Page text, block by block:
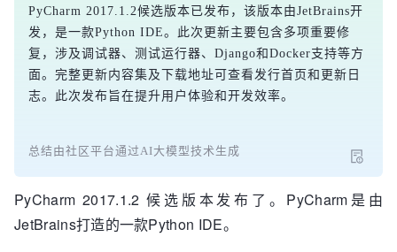
PyCharm 2017.1.2候选版本已发布，该版本由JetBrains开
发，是一款Python IDE。此次更新主要包含多项重要修
复，涉及调试器、测试运行器、Django和Docker支持等方
面。完整更新内容集及下载地址可查看发行首页和更新日
志。此次发布旨在提升用户体验和开发效率。
总结由社区平台通过AI大模型技术生成
PyCharm 2017.1.2 候选版本发布了。PyCharm是由
JetBrains打造的一款Python IDE。